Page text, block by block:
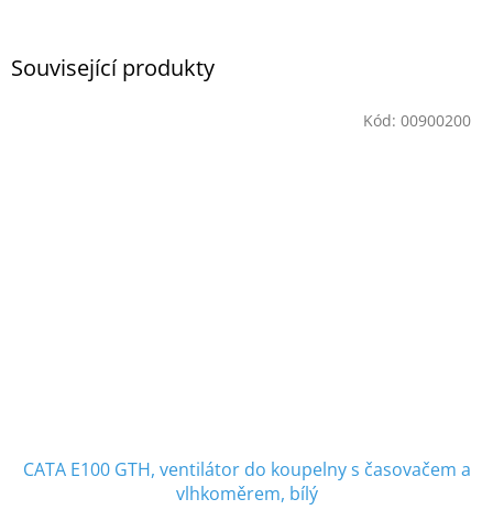
Související produkty
CATA E100 GTH, ventilátor do koupelny s časovačem a
vlhkoměrem, bílý
Kód: 00900200